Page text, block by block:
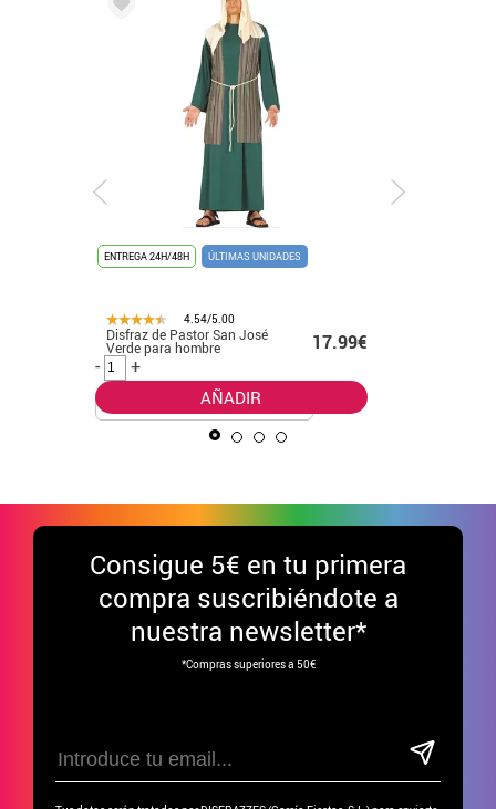
ENTREGA 24H/48H ÚLTIMAS UNIDADES
4.54/5.00
Disfraz de Pastor San José
Verde para hombre
17.99€
-
+
AÑADIR
Consigue 5€ en tu primera
compra suscribiéndote a
nuestra newsletter*
*Compras superiores a 50€